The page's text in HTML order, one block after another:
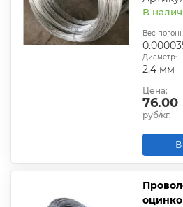
В
Диаметр:
2,4 мм
Цена:
76.00
руб/кг.